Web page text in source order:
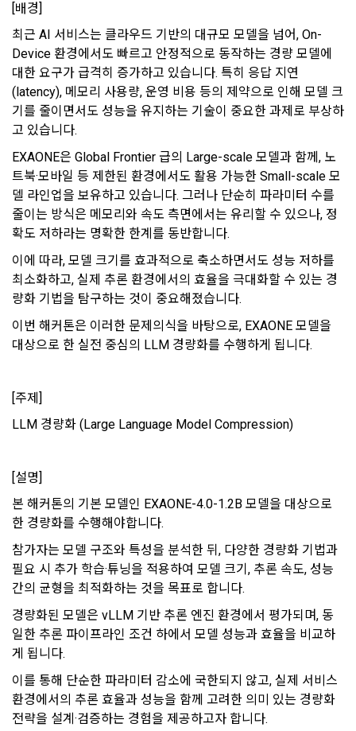
메일 인증 필요
[데이콘] 회원가입 인증메일
제 2 조 (용어의 정의)
이 약관에서 사용하는 용어의 정의는 아래와 같다.
1."사이트"라 함은 "회사"가 서비스를 "회원"에게 제공하기 위하
여 컴퓨터 등 정보 통신 설비를 이용하여 설정한 가상의 영업장
또는 "회사"가 운영하는 아래 웹사이트를 말한다.
가. ***.dacon.io
2. "서비스"라 함은 “대회”, “교육”, “인재풀 등록” 등 사이트에서
제공하는 모든 서비스를 말한다. 그 외 "회사"가 운영하는 사이
트를 통해 개인이 등록한 자료를 DB화하여 각각의 목적에 맞게
분류, 가공, 집계하여 정보를 제공하는 서비스를 포함한다.
3. "개인회원"이라 함은 서비스를 이용하기 위하여 이 약관에 동
의하고 "회사"와 이용 계약을 체결한 개인을 말한다.
4. “인재회원”이라 함은 “데이콘 인재풀 서비스”를 이용하기 위
하여 본인의 개인정보와 프로젝트, 코드 등을 공유한 자로서, 채
는 것에 동의한 “개인회원”을 말한다.
5. “기업회원”이라 함은 “회사”에 대회의 주최를 의뢰하거나, 채
인 또는 법인을 말한다.
회원”이 AI 코드를 제출하고, “회사”는 이를 평가하여 우수작을
7. “대회"라 함은 “기업회원”이 인력을 채용하거나 또는 솔루션
해커톤, AI해커톤, AI경진대회 등을 말한다.
8. “교육”이라 함은 “회사”가  제공하는 교육컨텐츠를 포함한 온
라인/오프라인 교육서비스를 말한다.
9. "아이디"라 함은 회원의 식별과 회원의 서비스 이용을 위하여
"회원"이 가입 시 사용한 이메일 주소를 말한다.
10. "비밀번호"라 함은 "회사"의 서비스를 이용하려는 사람이 아
이디를 부여받은 자와 동일인임을 확인하고 "회원"의 권익을 보
호하기 위하여 "회원"이 선정한 문자와 숫자의 조합 또는 이와
한다.
1. 개인정보처리방침의 의의
데이콘이 어떤 정보를 수집하고, 수집한 정보를 어떻게 사용하
며, 필요에 따라 누구와 이를 공유(‘위탁 또는 제공’)하며, 이용목
적을 달성한 정보를 언제, 어떻게 파기 하는지 등 ‘개인정보의 한
살이’와 관련한 정보를 투명하게 제공합니다.
정보주체로서 이용자는 자신의 개인정보에 대해 어떤 권리를 가
지고 있으며, 이를 어떤 방법과 절차로 행사할 수 있는지를 알려
드립니다. 또한, 법정대리인(부모 등)이 만14세 미만 아동의 개
인정보 보호를 위해 어떤 권리를 행사할 수 있는지도 함께 안내
합니다.
개인정보 침해사고가 발생하는 경우, 추가적인 피해를 예방하고
이미 발생한 피해를 복구하기 위해 누구에게 연락하여 어떤 도
움을 받을 수 있는지 알려 드립니다.
보장하는 수단이 됩니다.
데이콘 주식회사(이하 “회사”)는 다음 목적을 위하여 개인정보
를 수집하고 있으며, 다음 목적 이외의 용도로는 수집한 개인정
보를 이용하지 않습니다.
1) 회원관리
회원제 서비스 이용에 따른 본인확인, 본인의 의사확인, 고객문
2) 서비스 제공에 관한 계약 이행 및 서비스 제공에 따른 요금정
본인인증, 채용정보 매칭 및 컨텐츠 제공을 위한 개인식별, 회원
간의 상호 연락, 구매 및 요금 결제, 물품 및 증빙발송, 부정 이용
방지와 비인가 사용방지
- 마케팅 수신 동의는 거부하실 수 있으며 동의 이후에라도 고객
의 의사에 따라 동의를 철회할 수 있습니다.
동의를 거부 하시더라도 DACON에서 제공하는 서비스의 이용
에 제한이 되지 않습니다.
단, 할인, 이벤트 및 이용자 맞춤형 상품 추천 등의 마케팅 정보
안내 서비스가 제한됩니다.
2. 미동의 시 불이익 사항
개인정보보호법 제22조 제5항에 의해 선택정보 사항에 대해서
는 동의 거부 하시더라도 서비스 이용에 제한되지 않습니다.
단, 할인, 이벤트 및 이용자 맞춤형 상품 추천 등의 마케팅 정보
안내 서비스가 제한됩니다.
3. 서비스 정보 수신 동의 철회
DACON에서 제공하는 마케팅 정보를 원하지 않을 경우 ‘홈>계
정관리 페이지의 하단 마케팅(대회 진행, 교육 등) 정보 수신 동
또한 향후 마케팅 활용에 새롭게 동의하고자 하는 경우에는 ‘홈>
계정관리 페이지의 하단 마케팅(대회 진행, 교육 등) 정보 수신
동의(선택)’에서 동의하실 수 있습니다.
2021.05.25
[배경]
최근 AI 서비스는 클라우드 기반의 대규모 모델을 넘어, On-
Device 환경에서도 빠르고 안정적으로 동작하는 경량 모델에
대한 요구가 급격히 증가하고 있습니다. 특히 응답 지연
(latency), 메모리 사용량, 운영 비용 등의 제약으로 인해 모델 크
기를 줄이면서도 성능을 유지하는 기술이 중요한 과제로 부상하
고 있습니다.
EXAONE은 Global Frontier 급의 Large-scale 모델과 함께, 노
트북·모바일 등 제한된 환경에서도 활용 가능한 Small-scale 모
델 라인업을 보유하고 있습니다. 그러나 단순히 파라미터 수를
줄이는 방식은 메모리와 속도 측면에서는 유리할 수 있으나, 정
확도 저하라는 명확한 한계를 동반합니다.
이에 따라, 모델 크기를 효과적으로 축소하면서도 성능 저하를
최소화하고, 실제 추론 환경에서의 효율을 극대화할 수 있는 경
량화 기법을 탐구하는 것이 중요해졌습니다.
이번 해커톤은 이러한 문제의식을 바탕으로, EXAONE 모델을
대상으로 한 실전 중심의 LLM 경량화를 수행하게 됩니다.
[주제]
LLM 경량화 (Large Language Model Compression)
[설명]
본 해커톤의 기본 모델인 EXAONE-4.0-1.2B 모델을 대상으로
한 경량화를 수행해야합니다.
참가자는 모델 구조와 특성을 분석한 뒤, 다양한 경량화 기법과
필요 시 추가 학습·튜닝을 적용하여 모델 크기, 추론 속도, 성능
간의 균형을 최적화하는 것을 목표로 합니다.
경량화된 모델은 vLLM 기반 추론 엔진 환경에서 평가되며, 동
일한 추론 파이프라인 조건 하에서 모델 성능과 효율을 비교하
게 됩니다.
이를 통해 단순한 파라미터 감소에 국한되지 않고, 실제 서비스
환경에서의 추론 효율과 성능을 함께 고려한 의미 있는 경량화
전략을 설계·검증하는 경험을 제공하고자 합니다.